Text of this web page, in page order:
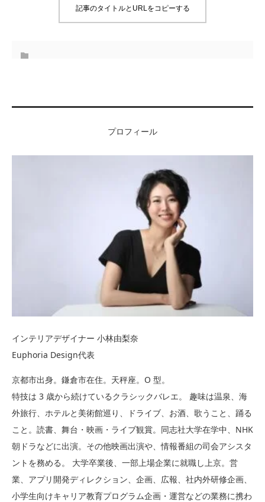
記事のタイトルとURLをコピーする
プロフィール
インテリアデザイナー 小林由梨奈
Euphoria Design代表
京都市出身。鎌倉市在住。天秤座。O 型。
特技は 3 歳から続けているクラシックバレエ。 趣味は温泉、海
外旅行、ホテルと美術館巡り、ドライブ、お酒、歌うこと、踊る
こと。読書、舞台・映画・ライブ観賞。同志社大学在学中、NHK
朝ドラなどに出演。その他映画出演や、情報番組の司会アシスタ
ントを務める。 大学卒業後、一部上場企業に就職し上京。営
業、アプリ開発ディレクション、企画、広報、社内外研修企画、
小学生向けキャリア教育プログラム企画・運営などの業務に携わ